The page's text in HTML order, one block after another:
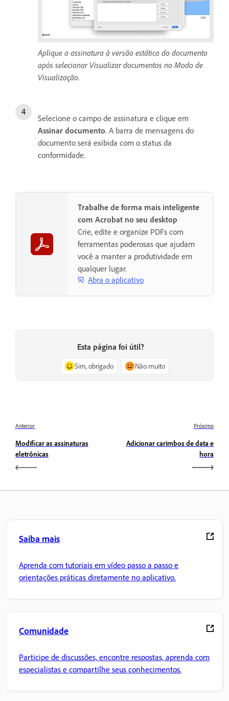
Aplique a assinatura à versão estática do documento
após selecionar Visualizar documentos no Modo de
Visualização.
Selecione o campo de assinatura e clique em
Assinar documento. A barra de mensagens do
documento será exibida com o status da
conformidade.
Trabalhe de forma mais inteligente
com Acrobat no seu desktop
Crie, edite e organize PDFs com
ferramentas poderosas que ajudam
você a manter a produtividade em
qualquer lugar.
Abra o aplicativo
Esta página foi útil?
Sim, obrigado Não muito
Anterior
Modificar as assinaturas
eletrônicas
Próximo
Adicionar carimbos de data e
hora
Saiba mais
Aprenda com tutoriais em vídeo passo a passo e
orientações práticas diretamente no aplicativo.
Comunidade
Participe de discussões, encontre respostas, aprenda com
especialistas e compartilhe seus conhecimentos.